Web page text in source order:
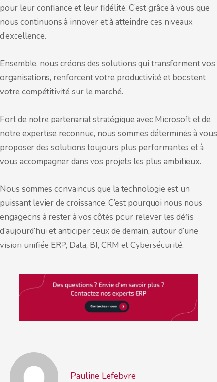
pour leur confiance et leur fidélité. C’est grâce à vous que
nous continuons à innover et à atteindre ces niveaux
d’excellence.
Ensemble, nous créons des solutions qui transforment vos
organisations, renforcent votre productivité et boostent
votre compétitivité sur le marché.
Fort de notre partenariat stratégique avec Microsoft et de
notre expertise reconnue, nous sommes déterminés à vous
proposer des solutions toujours plus performantes et à
vous accompagner dans vos projets les plus ambitieux.
Nous sommes convaincus que la technologie est un
puissant levier de croissance. C’est pourquoi nous nous
engageons à rester à vos côtés pour relever les défis
d’aujourd’hui et anticiper ceux de demain, autour d’une
vision unifiée ERP, Data, BI, CRM et Cybersécurité.
Pauline Lefebvre